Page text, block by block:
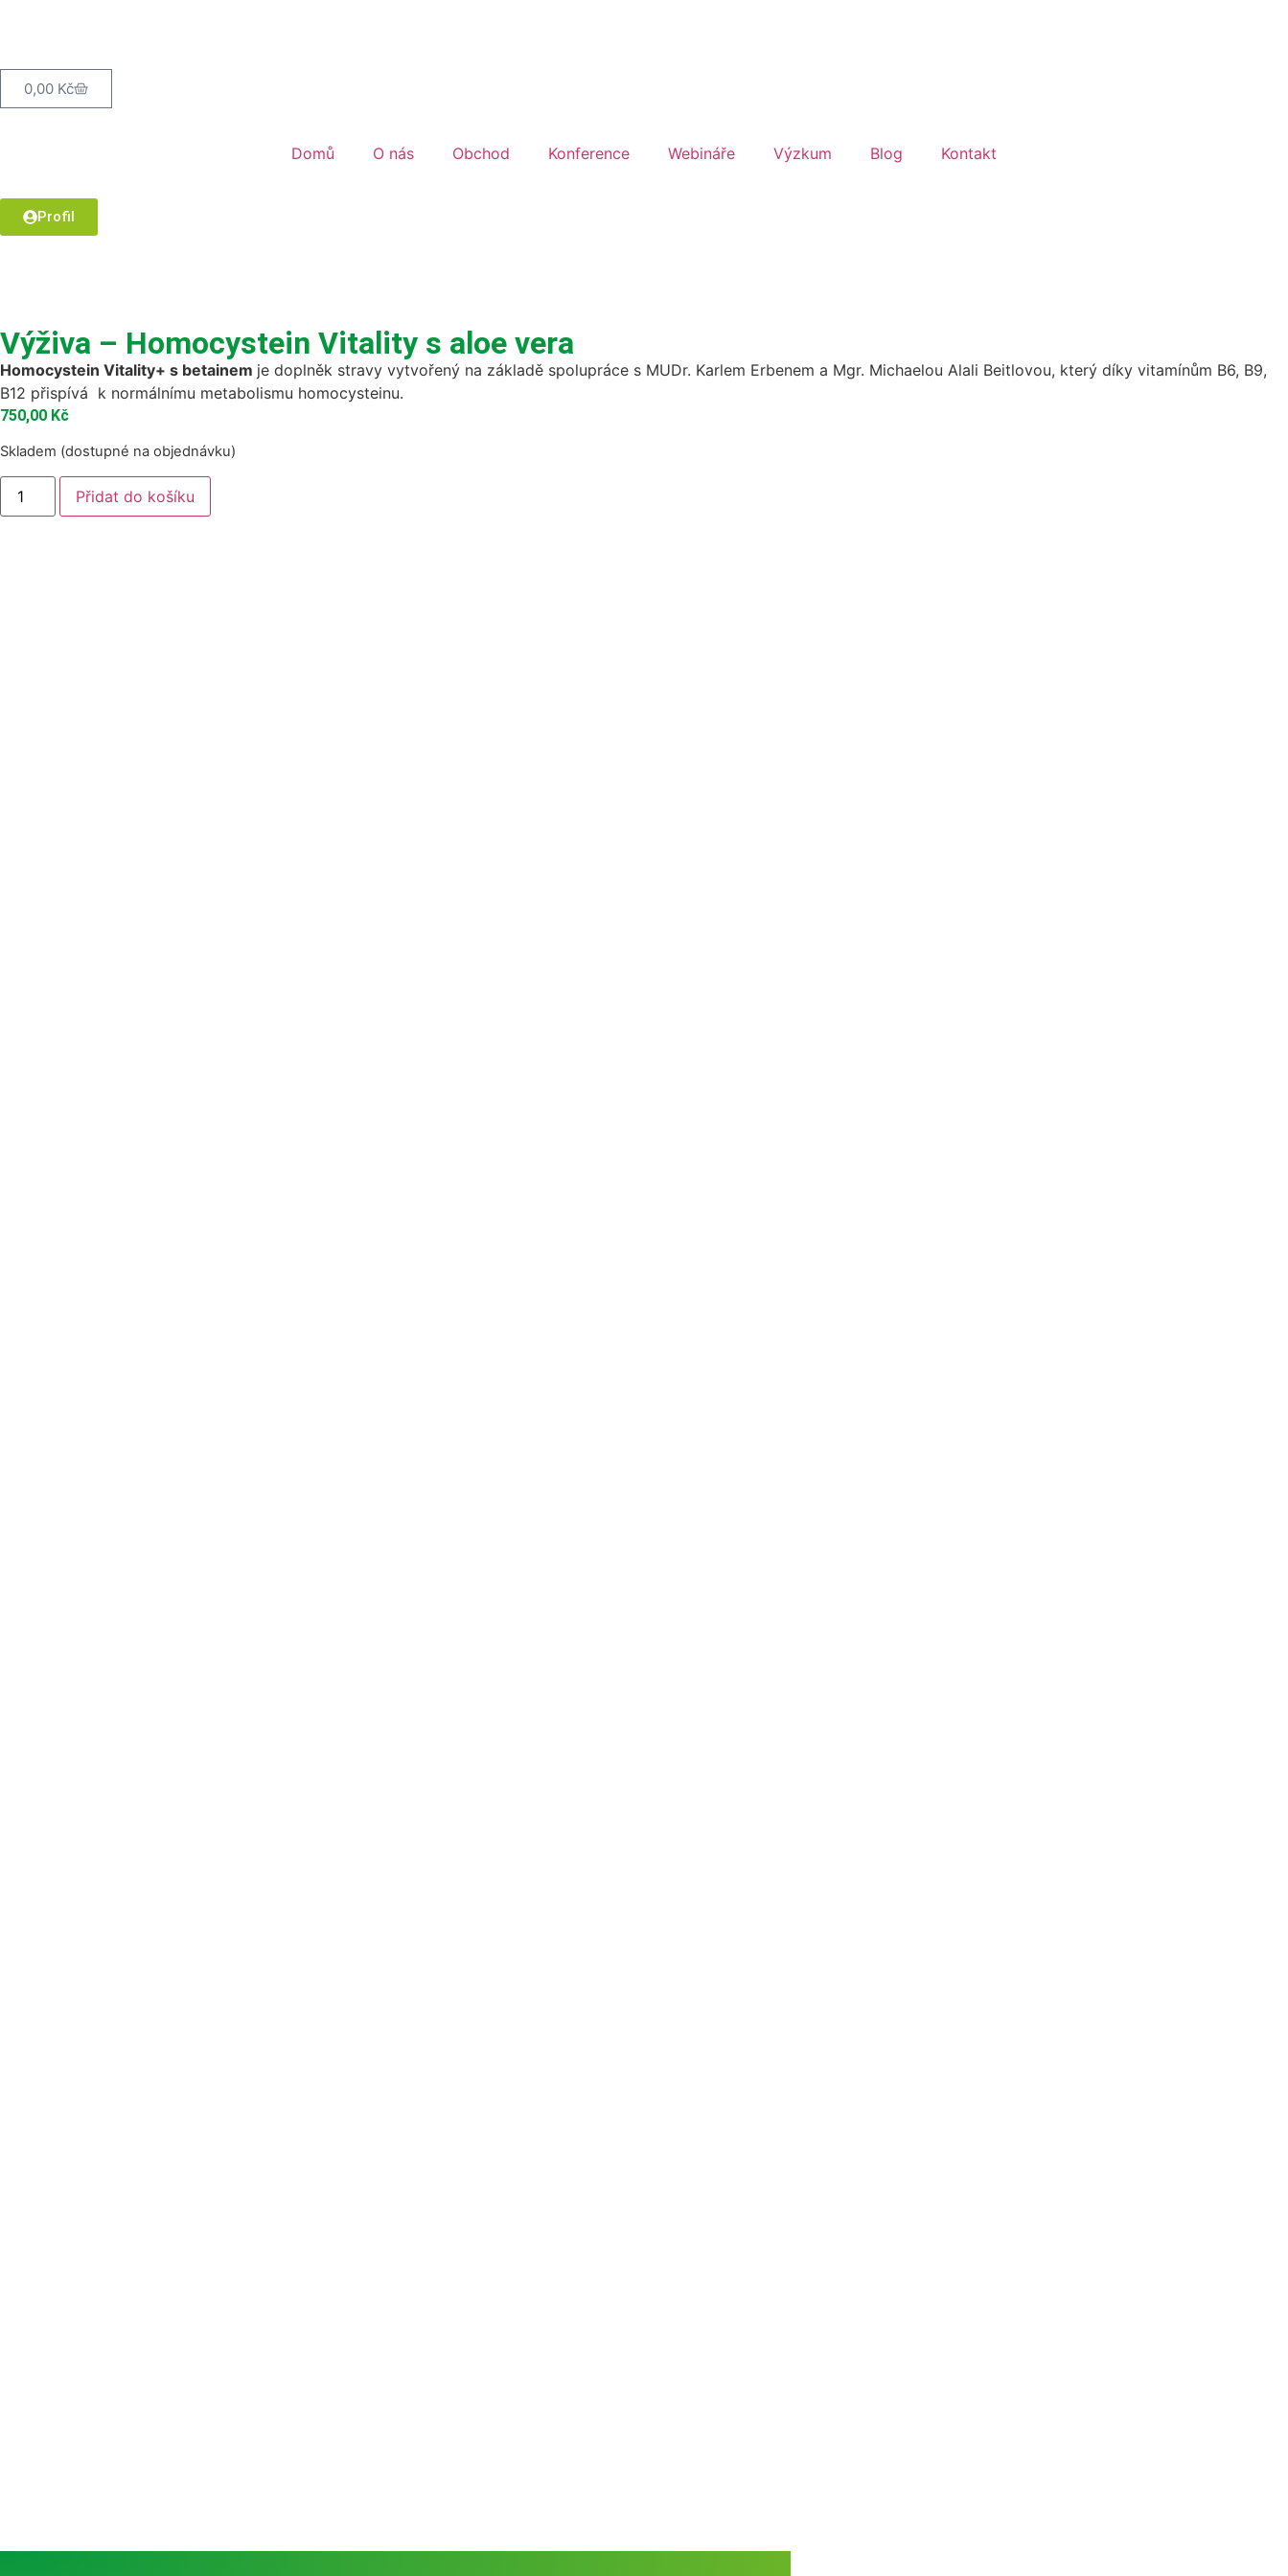
0,00 Kč
Domů O nás Obchod Konference Webináře Výzkum Blog Kontakt
Profil
Výživa – Homocystein Vitality s aloe vera
Homocystein Vitality+ s betainem je doplněk stravy vytvořený na základě spolupráce s MUDr. Karlem Erbenem a Mgr. Michaelou Alali Beitlovou, který díky vitamínům B6, B9,
B12 přispívá k normálnímu metabolismu homocysteinu.
750,00 Kč
Skladem (dostupné na objednávku)
Přidat do košíku